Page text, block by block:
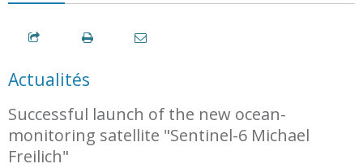
Actualités
Successful launch of the new ocean-
monitoring satellite "Sentinel-6 Michael
Freilich"